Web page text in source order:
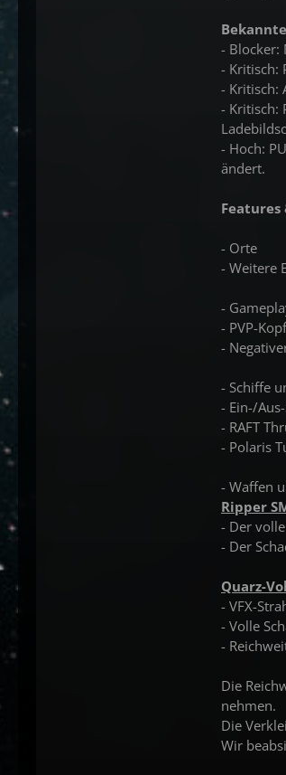
- Blocker:
- Kritisch:
- Kritisch:
- Kritisch:
- Hoch:
ändert.
Features
- Orte
- Weitere
-
- PVP-
-
- Schiffe
- Ein-/
- RAFT
- Polaris
- Waffen
Ripper
- Der
- Der
Quarz-
- VFX-
- Volle
-
Die
nehmen.
Die
Wir